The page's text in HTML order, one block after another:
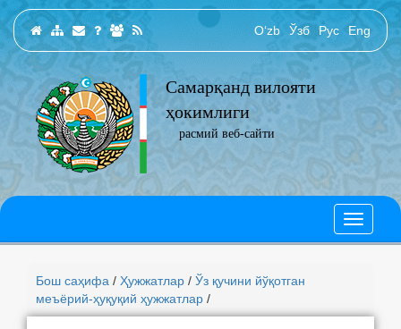
O‘zb Ўзб Рус Eng
Самарқанд вилояти
ҳокимлиги
расмий веб-сайти
Бош саҳифа / Ҳужжатлар / Ўз қучини йўқотган
меъёрий-ҳуқуқий ҳужжатлар /